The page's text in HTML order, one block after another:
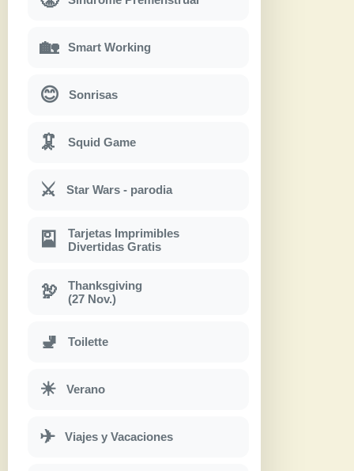
🏡 Smart Working
😊 Sonrisas
🦑 Squid Game
⚔ Star Wars - parodia
🎴
Tarjetas Imprimibles
Divertidas Gratis
🦃
Thanksgiving
(27 Nov.)
🚽 Toilette
☀ Verano
✈ Viajes y Vacaciones